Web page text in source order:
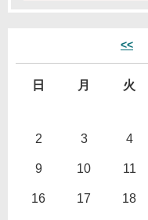
<<
日 月 火
2 3 4
9 10 11
16 17 18